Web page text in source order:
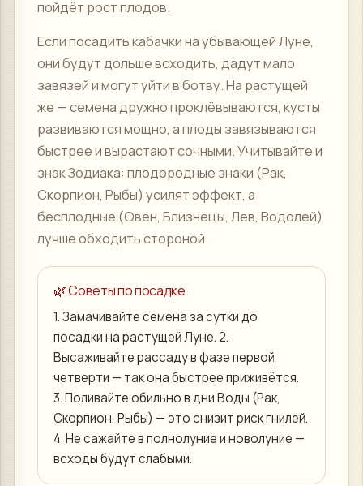
пойдёт рост плодов.
Если посадить кабачки на убывающей Луне,
они будут дольше всходить, дадут мало
завязей и могут уйти в ботву. На растущей
же — семена дружно проклёвываются, кусты
развиваются мощно, а плоды завязываются
быстрее и вырастают сочными. Учитывайте и
знак Зодиака: плодородные знаки (Рак,
Скорпион, Рыбы) усилят эффект, а
бесплодные (Овен, Близнецы, Лев, Водолей)
лучше обходить стороной.
🌿 Советы по посадке
1. Замачивайте семена за сутки до
посадки на растущей Луне. 2.
Высаживайте рассаду в фазе первой
четверти — так она быстрее приживётся.
3. Поливайте обильно в дни Воды (Рак,
Скорпион, Рыбы) — это снизит риск гнилей.
4. Не сажайте в полнолуние и новолуние —
всходы будут слабыми.